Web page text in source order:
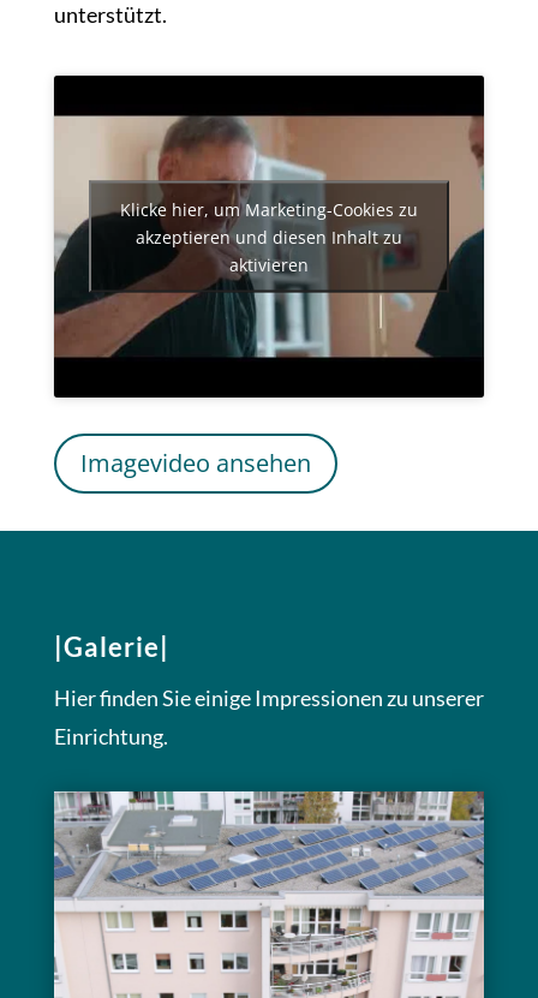
unterstützt.
Klicke hier, um Marketing-Cookies zu
akzeptieren und diesen Inhalt zu
aktivieren
Imagevideo ansehen
|Galerie|
Hier finden Sie einige Impressionen zu unserer
Einrichtung.